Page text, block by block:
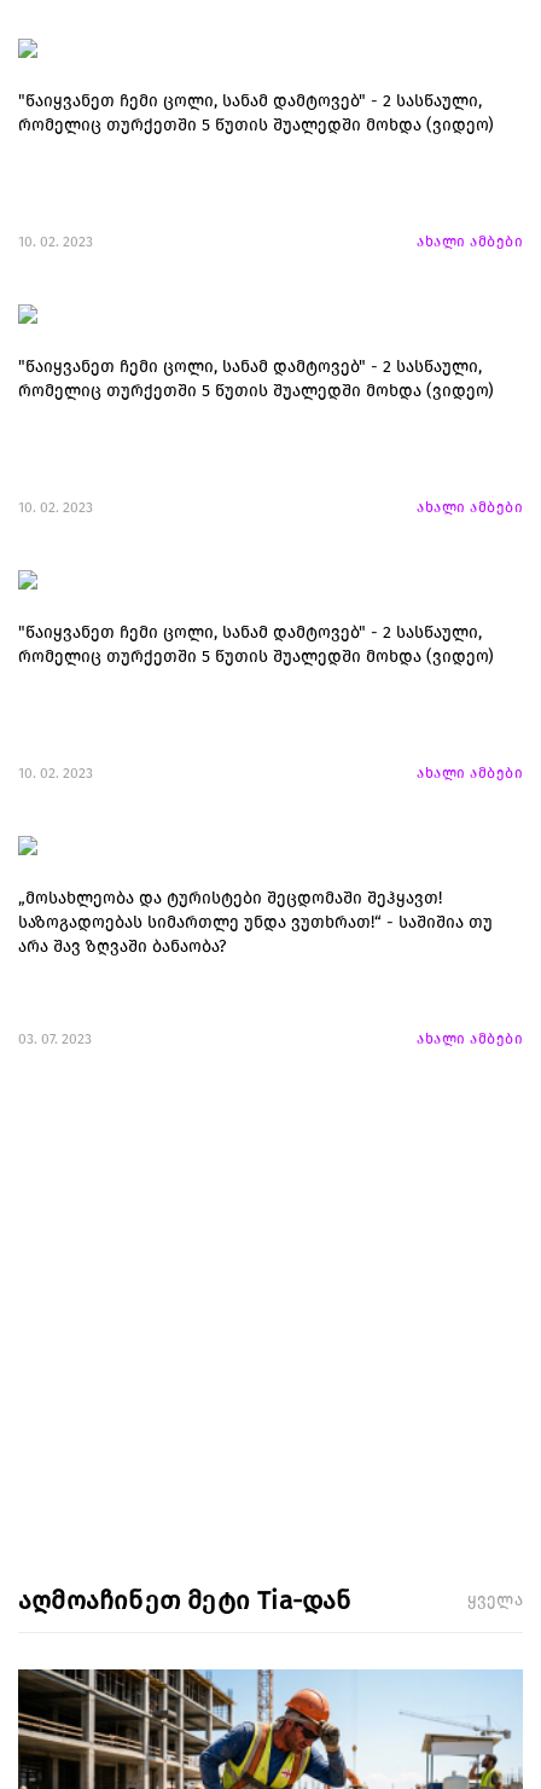
"წაიყვანეთ ჩემი ცოლი, სანამ დამტოვებ" - 2 სასწაული,
რომელიც თურქეთში 5 წუთის შუალედში მოხდა (ვიდეო)
10. 02. 2023 ახალი ამბები
"წაიყვანეთ ჩემი ცოლი, სანამ დამტოვებ" - 2 სასწაული,
რომელიც თურქეთში 5 წუთის შუალედში მოხდა (ვიდეო)
10. 02. 2023 ახალი ამბები
"წაიყვანეთ ჩემი ცოლი, სანამ დამტოვებ" - 2 სასწაული,
რომელიც თურქეთში 5 წუთის შუალედში მოხდა (ვიდეო)
10. 02. 2023 ახალი ამბები
„მოსახლეობა და ტურისტები შეცდომაში შეჰყავთ!
საზოგადოებას სიმართლე უნდა ვუთხრათ!“ - საშიშია თუ
არა შავ ზღვაში ბანაობა?
03. 07. 2023 ახალი ამბები
აღმოაჩინეთ მეტი Tia-დან ყველა